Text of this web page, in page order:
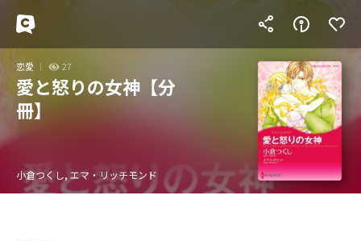
恋愛 27
愛と怒りの女神【分
冊】
小倉つくし, エマ・リッチモンド